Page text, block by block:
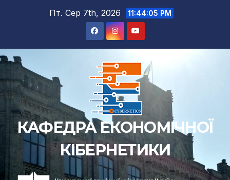
Пт. Сер 7th, 2026 11:44:06 PM
КАФЕДРА ЕКОНОМІЧНОЇ
КІБЕРНЕТИКИ